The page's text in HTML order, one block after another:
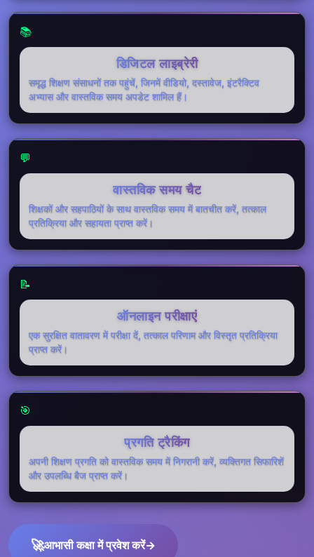
📚
डिजिटल लाइब्रेरी
समृद्ध शिक्षण संसाधनों तक पहुंचें, जिनमें वीडियो, दस्तावेज, इंटरैक्टिव
अभ्यास और वास्तविक समय अपडेट शामिल हैं।
💬
वास्तविक समय चैट
शिक्षकों और सहपाठियों के साथ वास्तविक समय में बातचीत करें, तत्काल
प्रतिक्रिया और सहायता प्राप्त करें।
📝
ऑनलाइन परीक्षाएं
एक सुरक्षित वातावरण में परीक्षा दें, तत्काल परिणाम और विस्तृत प्रतिक्रिया
प्राप्त करें।
🎯
प्रगति ट्रैकिंग
अपनी शिक्षण प्रगति को वास्तविक समय में निगरानी करें, व्यक्तिगत सिफारिशें
और उपलब्धि बैज प्राप्त करें।
🚀आभासी कक्षा में प्रवेश करें→